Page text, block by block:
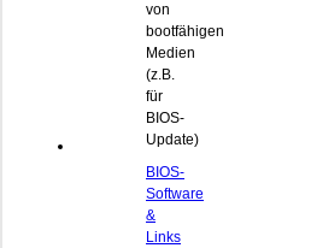
von
bootfähigen
Medien
(z.B.
für
BIOS-
Update)
BIOS-
Software
&
Links